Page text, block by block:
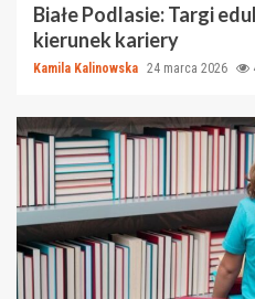
Białe Podlasie: Targi
kierunek kariery
Kamila Kalinowska 24 marca 2026